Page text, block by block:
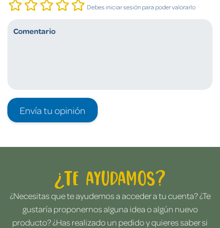
Debes iniciar sesión para poder valorarlo
Envía tu opinión
¿Te ayudamos?
¿Necesitas que te ayudemos a acceder a tu cuenta? ¿Te
gustaría proponernos alguna idea o algún nuevo
producto? ¿Has realizado un pedido y quieres saber si